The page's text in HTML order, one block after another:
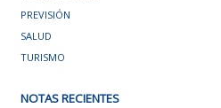
PREVISIÓN
SALUD
TURISMO
NOTAS RECIENTES